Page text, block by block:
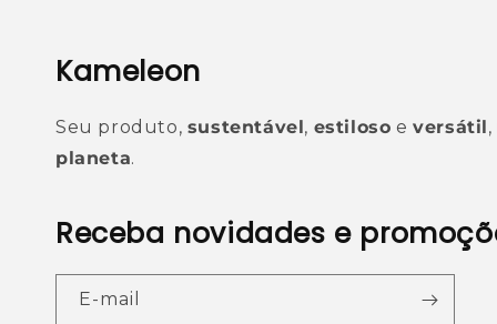
Kameleon
Seu produto, sustentável, estiloso eversátil
planeta.
Receba novidades e
E-mail